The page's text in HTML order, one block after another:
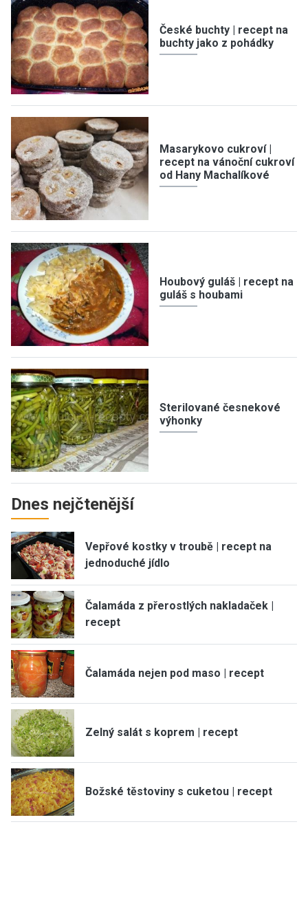
České buchty | recept na
buchty jako z pohádky
Masarykovo cukroví |
recept na vánoční cukroví
od Hany Machalíkové
Houbový guláš | recept na
guláš s houbami
Sterilované česnekové
výhonky
Dnes nejčtenější
Vepřové kostky v troubě | recept na
jednoduché jídlo
Čalamáda z přerostlých nakladaček |
recept
Čalamáda nejen pod maso | recept
Zelný salát s koprem | recept
Božské těstoviny s cuketou | recept